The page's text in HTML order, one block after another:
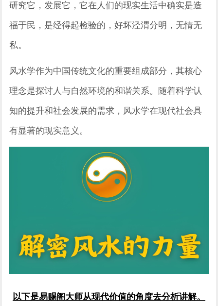
研究它，发展它，它在人们的现实生活中确实是造
福于民，是经得起检验的，好坏泾渭分明，无情无
私。
风水学作为中国传统文化的重要组成部分，其核心
理念是探讨人与自然环境的和谐关系。随着科学认
知的提升和社会发展的需求，风水学在现代社会具
有显著的现实意义。
以下是易赐阁大师从现代价值的角度去分析讲解。